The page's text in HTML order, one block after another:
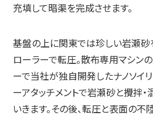
充填して暗渠を完成させます。
基盤の上に関東では珍しい岩瀬砂
ローラーで転圧。散布専用マシン
ーで当社が独自開発したナノソイ
ーアタッチメントで岩瀬砂と攪拌
いきます。その後、転圧と表面の不